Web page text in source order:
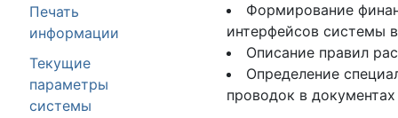
Печать
информации
Текущие
параметры
системы
Формирование
интерфейсов системы
Описание правил
Определение
проводок в